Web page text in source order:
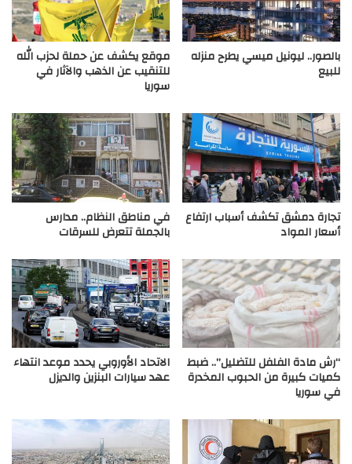
بالصور.. ليونيل ميسي يطرح منزله
للبيع
موقع يكشف عن حملة لحزب الله
للتنقيب عن الذهب والآثار في
سوريا
تجارة دمشق تكشف أسباب ارتفاع
أسعار المواد
في مناطق النظام.. مدارس
بالجملة تتعرض للسرقات
“رش مادة الفلفل للتضليل”.. ضبط
كميات كبيرة من الحبوب المخدرة
في سوريا
الاتحاد الأوروبي يحدد موعد انتهاء
عهد سيارات البنزين والديزل